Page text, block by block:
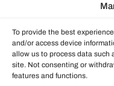
To provide the best
and/or access device
allow us to process data such
site. Not consenting or
features and functions.
Condizioni generali
Correct
Location
Placencia,